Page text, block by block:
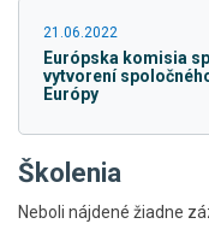
21.06.2022
Európska komisia
vytvorení
Európy
Školenia
Neboli nájdené žiadne